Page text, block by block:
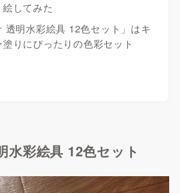
してみた
透明水彩絵具 12色セット」はキ
りにぴったりの色彩セット
水彩絵具 12色セット